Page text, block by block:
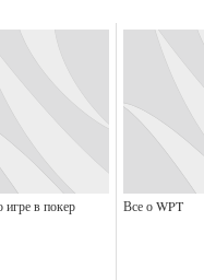
игре в покер Все о WPT